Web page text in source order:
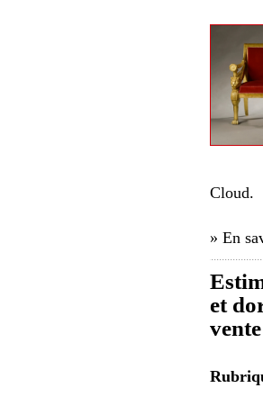
Cloud.
» En
et